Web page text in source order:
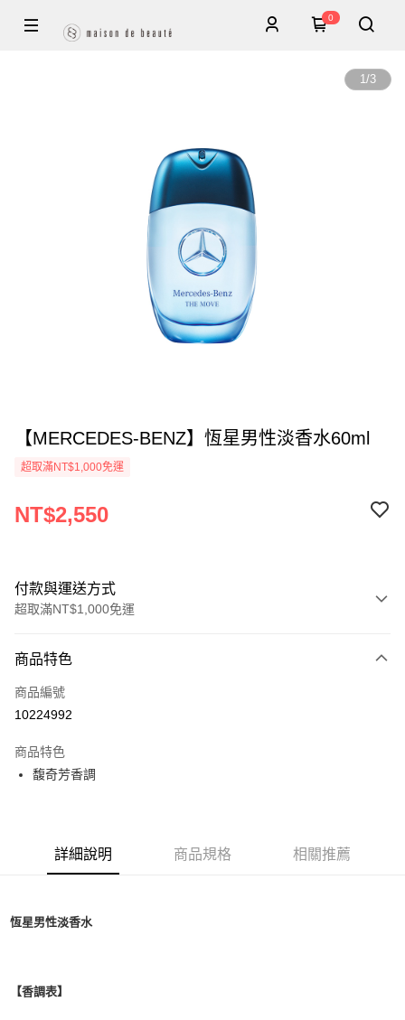
0
1/3
【MERCEDES-BENZ】恆星男性淡香水60ml
超取滿NT$1,000免運
NT$2,550
付款與運送方式
超取滿NT$1,000免運
信用卡一次付款
ATM付款
運送方式
付款後全家取貨
每筆NT$100，滿NT$1,000(含以上)免運費
每筆NT$80，滿NT$1,000(含以上)免運費
商品特色
商品編號
10224992
商品特色
馥奇芳香調
詳細說明 商品規格 相關推薦
恆星男性淡香水
【香調表】